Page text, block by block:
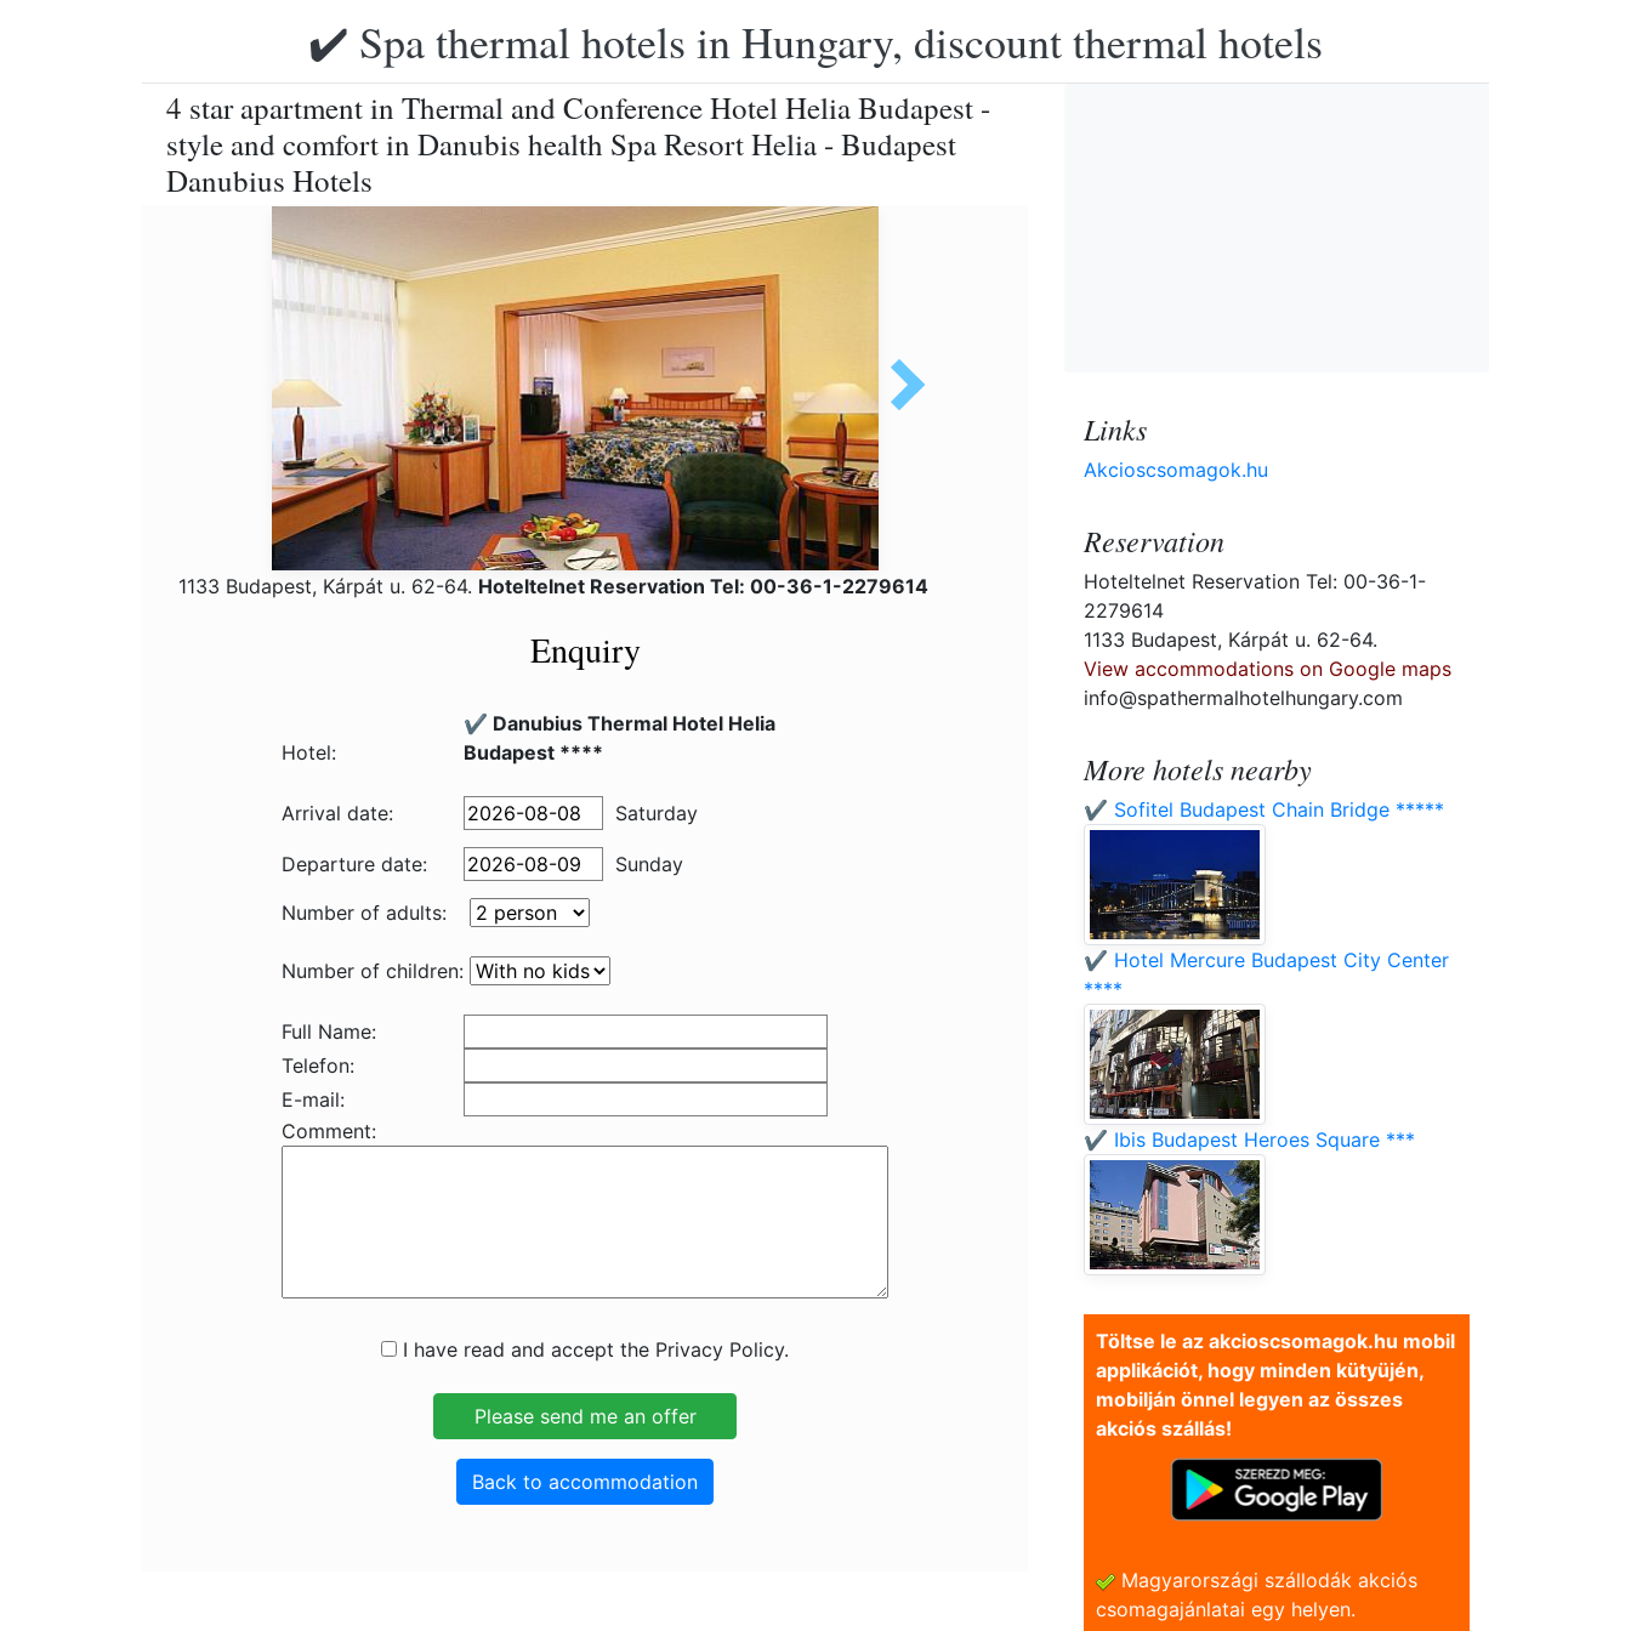
✔️ Spa thermal hotels in Hungary, discount thermal hotels
4 star apartment in Thermal and Conference Hotel Helia Budapest -
style and comfort in Danubis health Spa Resort Helia - Budapest
Danubius Hotels
1133 Budapest, Kárpát u. 62-64. Hoteltelnet Reservation Tel: 00-36-1-2279614
Enquiry
Hotel:
✔️ Danubius Thermal Hotel Helia
Budapest ****
Arrival date: Saturday
Departure date:
Sunday
Number of adults:
Number of children:
Full Name:
Telefon:
E-mail:
Comment:
I have read and accept the Privacy Policy.
Back to accommodation
Links
Akcioscsomagok.hu
Reservation
Hoteltelnet Reservation Tel: 00-36-1-
2279614
1133 Budapest, Kárpát u. 62-64.
View accommodations on Google maps
info@spathermalhotelhungary.com
More hotels nearby
✔️ Sofitel Budapest Chain Bridge *****
✔️ Hotel Mercure Budapest City Center
****
✔️ Ibis Budapest Heroes Square ***
Töltse le az akcioscsomagok.hu mobil
applikációt, hogy minden kütyüjén,
mobilján önnel legyen az összes
akciós szállás!
Magyarországi szállodák akciós
csomagajánlatai egy helyen.